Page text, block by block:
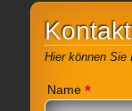
Hier können Sie
Name *